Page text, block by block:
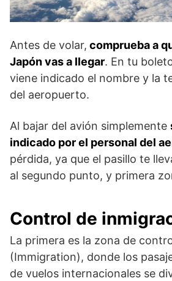
Antes de volar, comprueba a
Japón vas a llegar. En tu
viene indicado el nombre y la
del aeropuerto.
Al bajar del avión simplemente
indicado por el personal del
pérdida, ya que el pasillo te
al segundo punto, y primera
Control de
La primera es la zona de
(Immigration), donde los
de vuelos internacionales se